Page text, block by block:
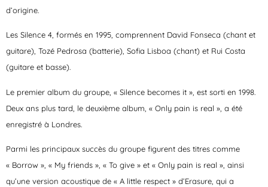
d’origine.
Les Silence 4, formés en 1995, comprennent David Fonseca (chant et
guitare), Tozé Pedrosa (batterie), Sofia Lisboa (chant) et Rui Costa
(guitare et basse).
Le premier album du groupe, « Silence becomes it », est sorti en 1998.
Deux ans plus tard, le deuxième album, « Only pain is real », a été
enregistré à Londres.
Parmi les principaux succès du groupe figurent des titres comme
« Borrow », « My friends », « To give » et « Only pain is real », ainsi
qu’une version acoustique de « A little respect » d’Erasure, qui a